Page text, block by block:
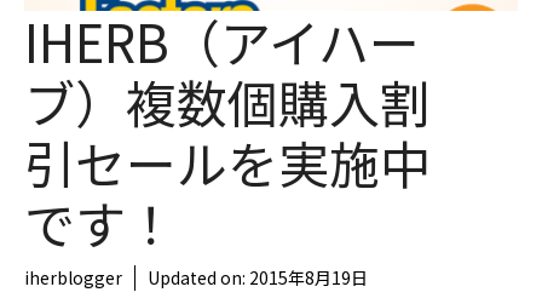
IHERB（アイハー
ブ）複数個購入割
引セールを実施中
です！
iherblogger Updated on: 2015年8月19日